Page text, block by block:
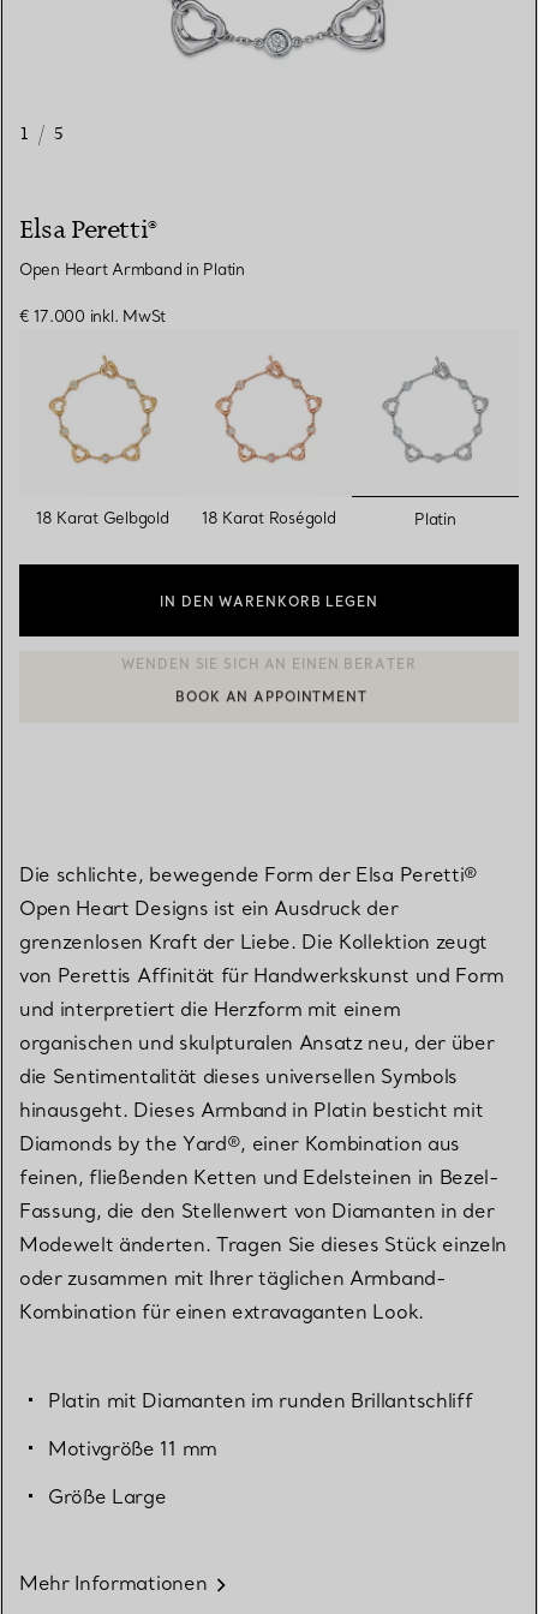
1 / 5
Elsa Peretti®
Open Heart Armband in Platin
€ 17.000 inkl. MwSt
18 Karat Gelbgold 18 Karat Roségold Platin
IN DEN WARENKORB LEGEN
EINEN KUNDENBERATER KONTAKTIEREN ODER EINEN
Die schlichte, bewegende Form der Elsa Peretti®
Open Heart Designs ist ein Ausdruck der
grenzenlosen Kraft der Liebe. Die Kollektion zeugt
von Perettis Affinität für Handwerkskunst und Form
und interpretiert die Herzform mit einem
organischen und skulpturalen Ansatz neu, der über
die Sentimentalität dieses universellen Symbols
hinausgeht. Dieses Armband in Platin besticht mit
Diamonds by the Yard®, einer Kombination aus
feinen, fließenden Ketten und Edelsteinen in Bezel-
Fassung, die den Stellenwert von Diamanten in der
Modewelt änderten. Tragen Sie dieses Stück einzeln
oder zusammen mit Ihrer täglichen Armband-
Kombination für einen extravaganten Look.
Platin mit Diamanten im runden Brillantschliff
Motivgröße 11 mm
Größe Large
Mehr Informationen